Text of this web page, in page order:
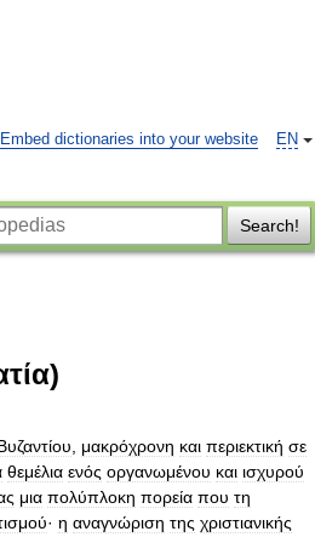
EN
Embed dictionaries into your website
Search!
μακρόχρονη και περιεκτική σε
θεμέλια ενός οργανωμένου και ισχυρού
μια πολύπλοκη πορεία που τη
· η αναγνώριση της χριστιανικής